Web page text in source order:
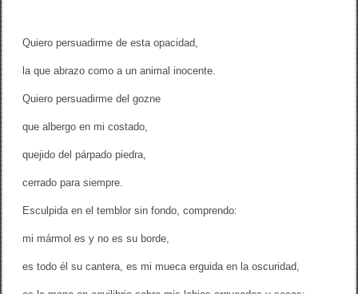
Quiero persuadirme de esta opacidad,
la que abrazo como a un animal inocente.
Quiero persuadirme del gozne
que albergo en mi costado,
quejido del párpado piedra,
cerrado para siempre.
Esculpida en el temblor sin fondo, comprendo:
mi mármol es y no es su borde,
es todo él su cantera, es mi mueca erguida en la oscuridad,